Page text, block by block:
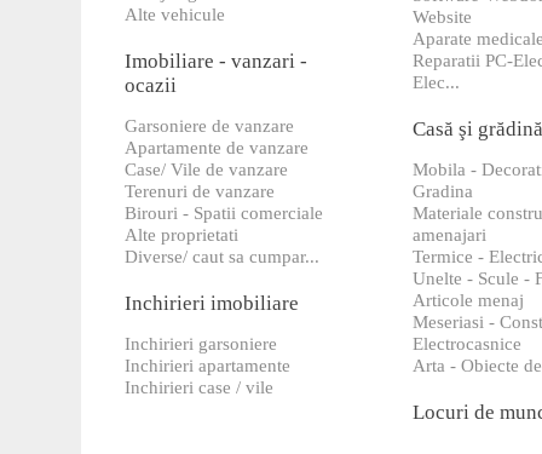
Alte vehicule
Imobiliare - vanzari -
ocazii
Garsoniere de vanzare
Apartamente de vanzare
Case/ Vile de vanzare
Terenuri de vanzare
Birouri - Spatii comerciale
Alte proprietati
Diverse/ caut sa cumpar...
Inchirieri imobiliare
Inchirieri garsoniere
Inchirieri apartamente
Inchirieri case / vile
Website
Aparate
Reparatii PC-
Elec...
Casă şi grădină
Mobila -
Gradina
Materiale
amenajari
Termice -
Unelte - Scule -
Articole menaj
Meseriasi -
Electrocasnice
Arta - Obiecte
Locuri de